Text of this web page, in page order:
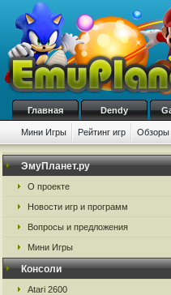
Главная Dendy
Мини Игры Рейтинг игр Обзоры
ЭмуПланет.ру
О проекте
Новости игр и программ
Вопросы и предложения
Мини Игры
Консоли
Atari 2600